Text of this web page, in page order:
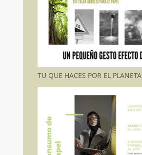
TU QUE HACES POR EL PLANETA